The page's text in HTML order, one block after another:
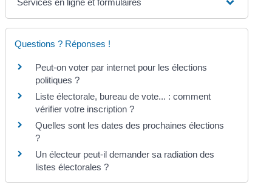
Services en ligne et formulaires
Questions ? Réponses !
Peut-on voter par internet pour les élections
politiques ?
Liste électorale, bureau de vote... : comment
vérifier votre inscription ?
Quelles sont les dates des prochaines élections
?
Un électeur peut-il demander sa radiation des
listes électorales ?